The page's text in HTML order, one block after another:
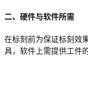
二、硬件与软件所需
在标刻前为保证标刻效
具，软件上需提供工件